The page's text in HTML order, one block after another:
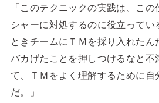
「このテクニックの実践は、こ
シャーに対処するのに役立ってい
ときチームにＴＭを採り入れたん
バカげたことを押しつけるなと不
て、ＴＭをよく理解するために自
だ。」